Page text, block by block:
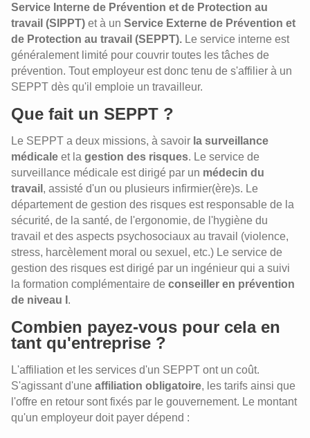
Service Interne de Prévention et de Protection au
travail (SIPPT) et à un Service Externe de Prévention et
de Protection au travail (SEPPT). Le service interne est
généralement limité pour couvrir toutes les tâches de
prévention. Tout employeur est donc tenu de s'affilier à un
SEPPT dès qu'il emploie un travailleur.
Que fait un SEPPT ?
Le SEPPT a deux missions, à savoir la surveillance
médicale et la gestion des risques. Le service de
surveillance médicale est dirigé par un médecin du
travail , assisté d'un ou plusieurs infirmier(ère)s. Le
département de gestion des risques est responsable de la
sécurité, de la santé, de l'ergonomie, de l'hygiène du
travail et des aspects psychosociaux au travail (violence,
stress, harcèlement moral ou sexuel, etc.) Le service de
gestion des risques est dirigé par un ingénieur qui a suivi
la formation complémentaire de conseiller en prévention
de niveau I .
Combien payez-vous pour cela en
tant qu'entreprise ?
L'affiliation et les services d'un SEPPT ont un coût.
S'agissant d'une affiliation obligatoire, les tarifs ainsi que
l'offre en retour sont fixés par le gouvernement. Le montant
qu'un employeur doit payer dépend :